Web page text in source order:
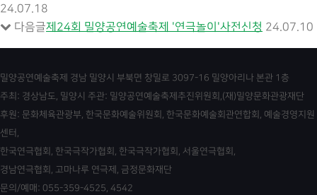
24.07.18
다음글제24회 밀양공연예술축제 '연극놀이'사전신청 24.07.10
밀양공연예술축제 경남 밀양시 부북면 창밀로 3097-16 밀양아리나 본관 1층
주최: 경상남도, 밀양시 주관: 밀양공연예술축제추진위원회,(재)밀양문화관광재단
후원: 문화체육관광부, 한국문화예술위원회, 한국문화예술회관연합회, 예술경영지원
센터,
한국연극협회, 한국극작가협회, 한국극작가협회, 서울연극협회,
경남연극협회, 고마나루 연극제, 금정문화재단
문의/예매: 055-359-4525, 4542